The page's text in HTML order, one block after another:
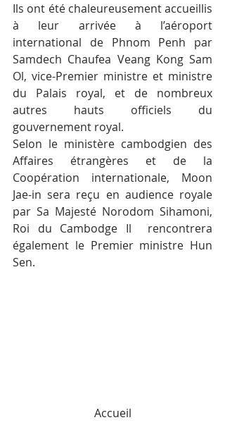
Ils ont été chaleureusement accueillis
à leur arrivée à l’aéroport
international de Phnom Penh par
Samdech Chaufea Veang Kong Sam
Ol, vice-Premier ministre et ministre
du Palais royal, et de nombreux
autres hauts officiels du
gouvernement royal.
Selon le ministère cambodgien des
Affaires étrangères et de la
Coopération internationale, Moon
Jae-in sera reçu en audience royale
par Sa Majesté Norodom Sihamoni,
Roi du Cambodge Il  rencontrera
également le Premier ministre Hun
Sen.
Accueil